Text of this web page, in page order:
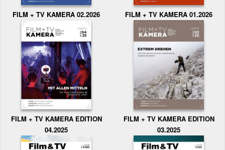
FILM + TV KAMERA 02.2026 FILM + TV KAMERA 01.2026
FILM + TV KAMERA EDITION
04.2025
FILM + TV KAMERA EDITION
03.2025